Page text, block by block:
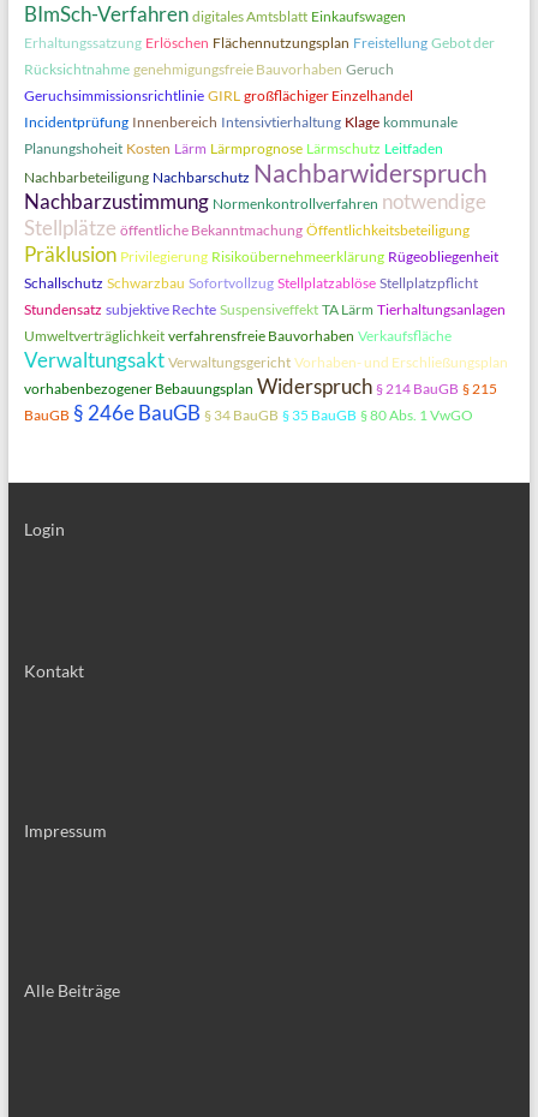
BImSch-Verfahren digitales Amtsblatt Einkaufswagen
Erhaltungssatzung Erlöschen Flächennutzungsplan Freistellung Gebot der
Rücksichtnahme genehmigungsfreie Bauvorhaben Geruch
Geruchsimmissionsrichtlinie GIRL großflächiger Einzelhandel
Incidentprüfung Innenbereich Intensivtierhaltung Klage kommunale
Planungshoheit Kosten Lärm Lärmprognose Lärmschutz Leitfaden
Nachbarbeteiligung Nachbarschutz Nachbarwiderspruch
Nachbarzustimmung Normenkontrollverfahren notwendige
Stellplätze öffentliche Bekanntmachung Öffentlichkeitsbeteiligung
Präklusion Privilegierung Risikoübernehmeerklärung Rügeobliegenheit
Schallschutz Schwarzbau Sofortvollzug Stellplatzablöse Stellplatzpflicht
Stundensatz subjektive Rechte Suspensiveffekt TA Lärm Tierhaltungsanlagen
Umweltverträglichkeit verfahrensfreie Bauvorhaben Verkaufsfläche
Verwaltungsakt Verwaltungsgericht Vorhaben- und Erschließungsplan
vorhabenbezogener Bebauungsplan Widerspruch § 214 BauGB § 215
BauGB § 246e BauGB § 34 BauGB § 35 BauGB § 80 Abs. 1 VwGO
Login
Kontakt
Impressum
Alle Bei­trä­ge